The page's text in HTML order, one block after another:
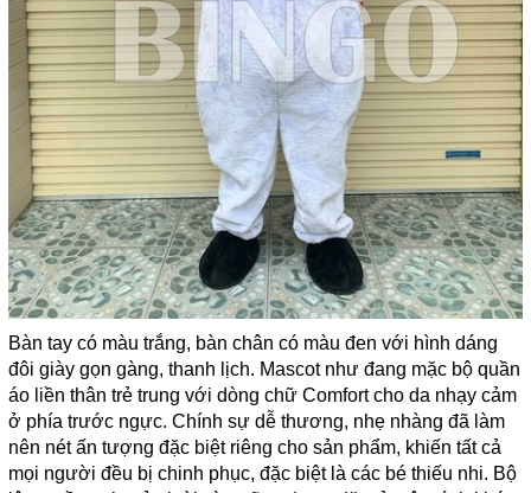
Bàn tay có màu trắng, bàn chân có màu đen với hình dáng
đôi giày gọn gàng, thanh lịch. Mascot như đang mặc bộ quần
áo liền thân trẻ trung với dòng chữ Comfort cho da nhạy cảm
ở phía trước ngực. Chính sự dễ thương, nhẹ nhàng đã làm
nên nét ấn tượng đặc biệt riêng cho sản phẩm, khiến tất cả
mọi người đều bị chinh phục, đặc biệt là các bé thiếu nhi. Bộ